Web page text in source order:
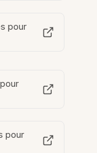
pour
pour